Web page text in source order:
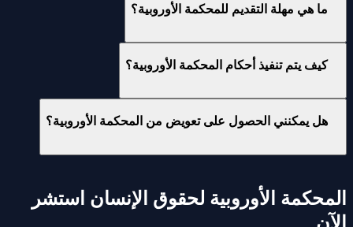
ما هي مهلة التقديم للمحكمة الأوروبية؟
كيف يتم تنفيذ أحكام المحكمة الأوروبية؟
هل يمكنني الحصول على تعويض من المحكمة الأوروبية؟
المحكمة الأوروبية لحقوق الإنسان استشر